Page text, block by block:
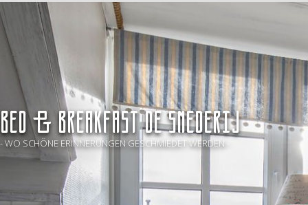
BED & BREAKFAST De Smederij
- WO SCHÖNE ERINNERUNGEN GESCHMIEDET WERDEN -